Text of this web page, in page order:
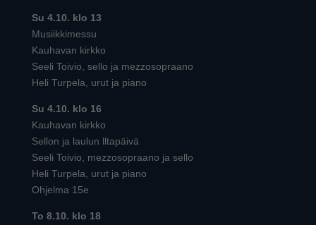
Su 4.10. klo 13
Musiikkimessu
Kauhavan kirkko
Seeli Toivio, sello ja mezzosopraano
Heli Turpela, urut ja piano
Su 4.10. klo 16
Kauhavan kirkko
Sellon ja laulun lltapäivä
Seeli Toivio, mezzosopraano ja sello
Heli Turpela, urut ja piano
Ohjelma 15e
To 8.10. klo 18